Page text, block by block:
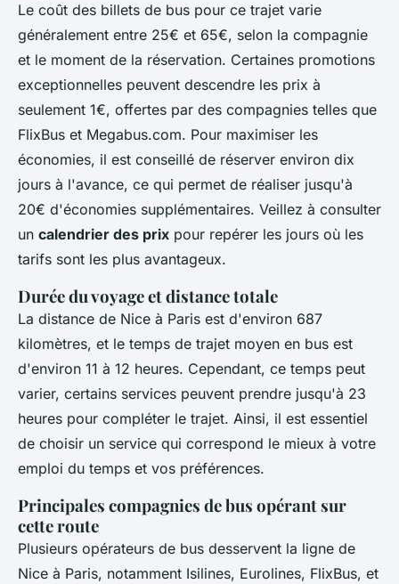
Le coût des billets de bus pour ce trajet varie
généralement entre 25€ et 65€, selon la compagnie
et le moment de la réservation. Certaines promotions
exceptionnelles peuvent descendre les prix à
seulement 1€, offertes par des compagnies telles que
FlixBus et Megabus.com. Pour maximiser les
économies, il est conseillé de réserver environ dix
jours à l'avance, ce qui permet de réaliser jusqu'à
20€ d'économies supplémentaires. Veillez à consulter
un calendrier des prix pour repérer les jours où les
tarifs sont les plus avantageux.
Durée du voyage et distance totale
La distance de Nice à Paris est d'environ 687
kilomètres, et le temps de trajet moyen en bus est
d'environ 11 à 12 heures. Cependant, ce temps peut
varier, certains services peuvent prendre jusqu'à 23
heures pour compléter le trajet. Ainsi, il est essentiel
de choisir un service qui correspond le mieux à votre
emploi du temps et vos préférences.
Principales compagnies de bus opérant sur
cette route
Plusieurs opérateurs de bus desservent la ligne de
Nice à Paris, notamment Isilines, Eurolines, FlixBus, et